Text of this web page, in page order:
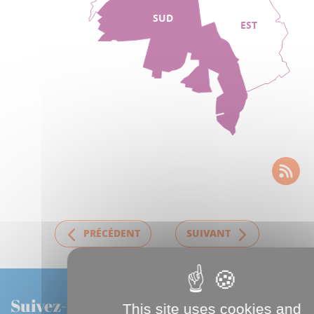
SUD
EST
PRÉCÉDENT SUIVANT
Suivez-nous This site uses cookies and